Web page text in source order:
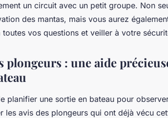
un circuit avec un petit groupe. Non
des mantas, mais vous aurez
vos questions et veiller à votre
plongeurs : une aide
planifier une sortie en bateau pour
les avis des plongeurs qui ont déjà vécu